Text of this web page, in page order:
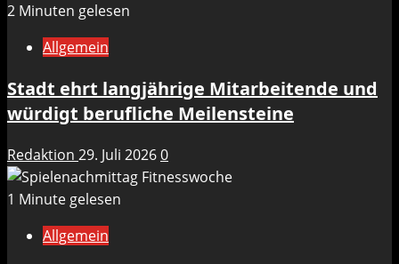
2 Minuten gelesen
Allgemein
Stadt ehrt langjährige Mitarbeitende und
würdigt berufliche Meilensteine
Redaktion 29. Juli 20260
1 Minute gelesen
Allgemein